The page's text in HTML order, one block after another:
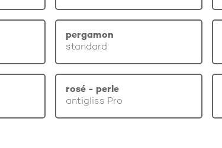
pergamon
standard
rosé - perle
antigliss Pro